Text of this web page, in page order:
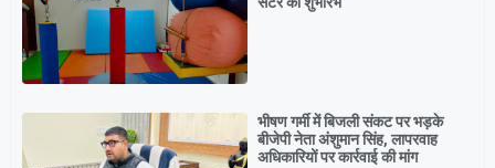
भीषण गर्मी में बिजली संकट पर भड़के
बीजेपी नेता अंशुमान सिंह, लापरवाह
अधिकारियों पर कार्रवाई की मांग